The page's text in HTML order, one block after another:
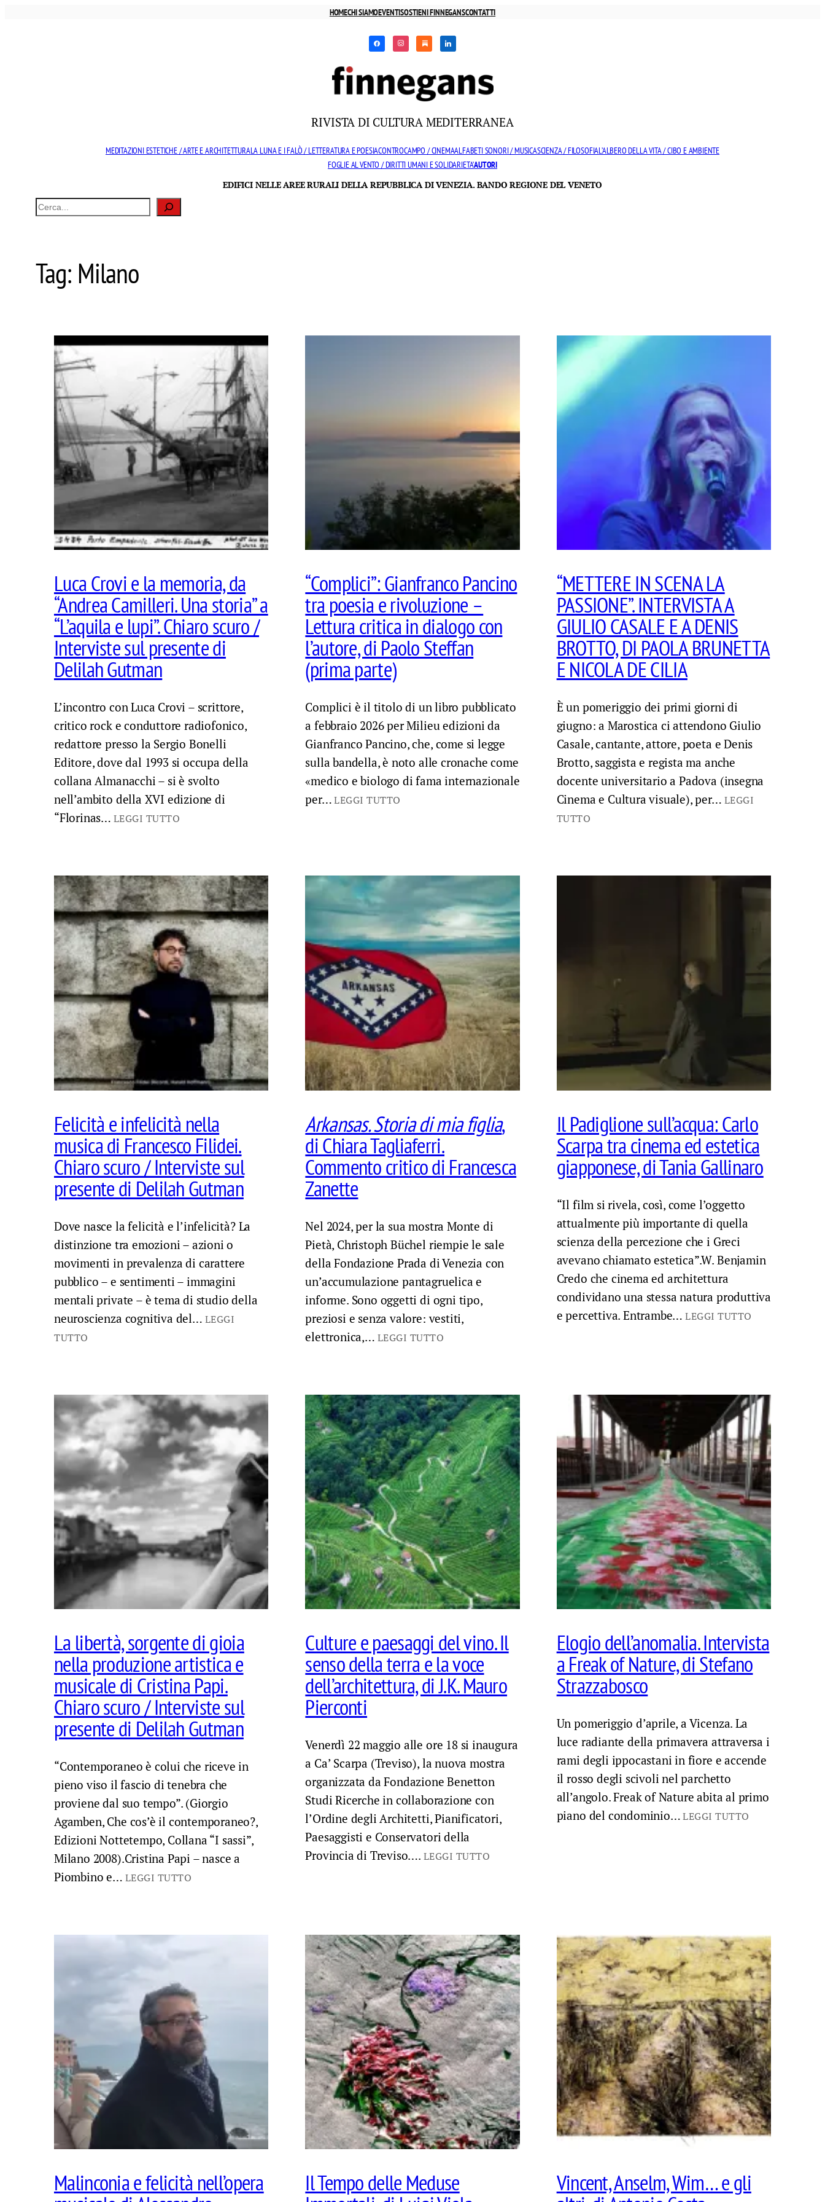
HOMECHI SIAMOEVENTISOSTIENI FINNEGANSCONTATTI
facebookinstagram
substacklinkedin
RIVISTA DI CULTURA MEDITERRANEA
MEDITAZIONI ESTETICHE / ARTE E ARCHITETTURALA LUNA E I FALÒ / LETTERATURA E POESIACONTROCAMPO / CINEMAALFABETI SONORI / MUSICASCIENZA / FILOSOFIAL’ALBERO DELLA VITA / CIBO E AMBIENTE
FOGLIE AL VENTO / DIRITTI UMANI E SOLIDARIETA’AUTORI
EDIFICI NELLE AREE RURALI DELLA REPUBBLICA DI VENEZIA. BANDO REGIONE DEL VENETO
Cerca
Tag: Milano
Luca Crovi e la memoria, da
“Andrea Camilleri. Una storia” a
“L’aquila e lupi”. Chiaro scuro /
Interviste sul presente di
Delilah Gutman
L’incontro con Luca Crovi – scrittore,
critico rock e conduttore radiofonico,
redattore presso la Sergio Bonelli
Editore, dove dal 1993 si occupa della
collana Almanacchi – si è svolto
nell’ambito della XVI edizione di
“Florinas… LEGGI TUTTO
“Complici”: Gianfranco Pancino
tra poesia e rivoluzione –
Lettura critica in dialogo con
l’autore, di Paolo Steffan
(prima parte)
Complici è il titolo di un libro pubblicato
a febbraio 2026 per Milieu edizioni da
Gianfranco Pancino, che, come si legge
sulla bandella, è noto alle cronache come
«medico e biologo di fama internazionale
per…LEGGI TUTTO
“METTERE IN SCENA LA
PASSIONE”. INTERVISTA A
GIULIO CASALE E A DENIS
BROTTO, DI PAOLA BRUNETTA
E NICOLA DE CILIA
È un pomeriggio dei primi giorni di
giugno: a Marostica ci attendono Giulio
Casale, cantante, attore, poeta e Denis
Brotto, saggista e regista ma anche
docente universitario a Padova (insegna
Cinema e Cultura visuale), per… LEGGI
TUTTO
Felicità e infelicità nella
musica di Francesco Filidei.
Chiaro scuro / Interviste sul
presente di Delilah Gutman
Dove nasce la felicità e l’infelicità? La
distinzione tra emozioni – azioni o
movimenti in prevalenza di carattere
pubblico – e sentimenti – immagini
mentali private – è tema di studio della
neuroscienza cognitiva del… LEGGI
TUTTO
Arkansas. Storia di mia figlia,
di Chiara Tagliaferri.
Commento critico di Francesca
Zanette
Nel 2024, per la sua mostra Monte di
Pietà, Christoph Büchel riempie le sale
della Fondazione Prada di Venezia con
un’accumulazione pantagruelica e
informe. Sono oggetti di ogni tipo,
preziosi e senza valore: vestiti,
elettronica,… LEGGI TUTTO
Il Padiglione sull’acqua: Carlo
Scarpa tra cinema ed estetica
giapponese, di Tania Gallinaro
“Il film si rivela, così, come l’oggetto
attualmente più importante di quella
scienza della percezione che i Greci
avevano chiamato estetica”.W. Benjamin
Credo che cinema ed architettura
condividano una stessa natura produttiva
e percettiva. Entrambe…LEGGI TUTTO
La libertà, sorgente di gioia
nella produzione artistica e
musicale di Cristina Papi.
Chiaro scuro / Interviste sul
presente di Delilah Gutman
“Contemporaneo è colui che riceve in
pieno viso il fascio di tenebra che
proviene dal suo tempo”. (Giorgio
Agamben, Che cos’è il contemporaneo?,
Edizioni Nottetempo, Collana “I sassi”,
Milano 2008).Cristina Papi – nasce a
Piombino e… LEGGI TUTTO
Culture e paesaggi del vino. Il
senso della terra e la voce
dell’architettura, di J.K. Mauro
Pierconti
Venerdì 22 maggio alle ore 18 si inaugura
a Ca’ Scarpa (Treviso), la nuova mostra
organizzata da Fondazione Benetton
Studi Ricerche in collaborazione con
l’Ordine degli Architetti, Pianificatori,
Paesaggisti e Conservatori della
Provincia di Treviso…. LEGGI TUTTO
Elogio dell’anomalia. Intervista
a Freak of Nature, di Stefano
Strazzabosco
Un pomeriggio d’aprile, a Vicenza. La
luce radiante della primavera attraversa i
rami degli ippocastani in fiore e accende
il rosso degli scivoli nel parchetto
all’angolo. Freak of Nature abita al primo
piano del condominio…LEGGI TUTTO
Malinconia e felicità nell’opera Il Tempo delle Meduse Vincent, Anselm, Wim… e gli